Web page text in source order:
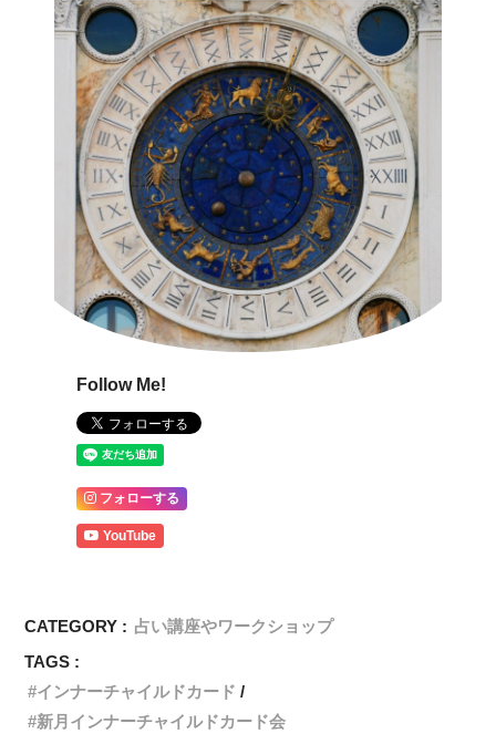
Follow Me!
フォローする
YouTube
CATEGORY : 占い講座やワークショップ
TAGS :
インナーチャイルドカード
新月インナーチャイルドカード会